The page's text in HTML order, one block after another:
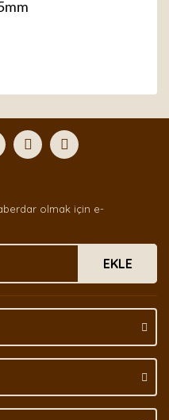
ederiz.
bulunuyor.
pahalı.
olmalı.
olmak için e-
EKLE